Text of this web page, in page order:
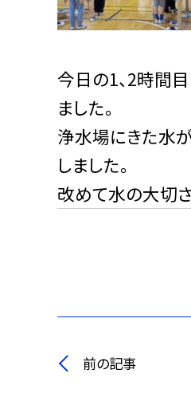
今日の1、2時間
ました。
浄水場にきた水
しました。
改めて水の大切
前の記事